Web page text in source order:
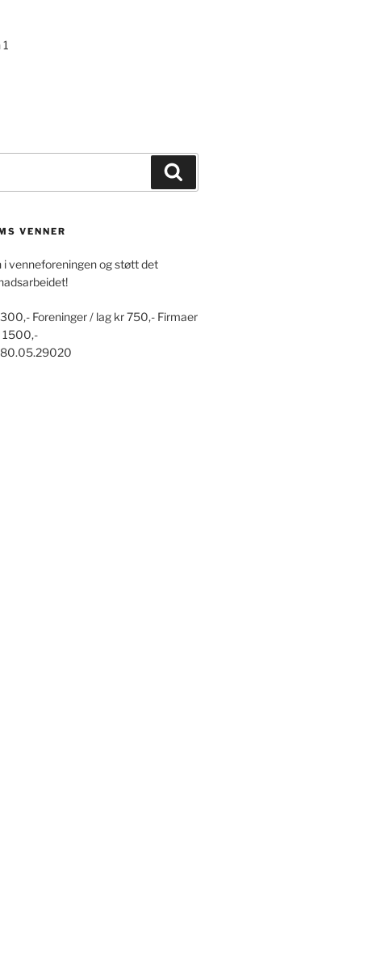
VENNER
i venneforeningen og støtt det
Foreninger / lag kr 750,- Firmaer
1500,-